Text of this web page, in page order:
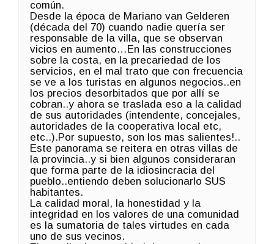
común.
Desde la época de Mariano van Gelderen
(década del 70) cuando nadie quería ser
responsable de la villa, que se observan
vicios en aumento…En las construcciones
sobre la costa, en la precariedad de los
servicios, en el mal trato que con frecuencia
se ve a los turistas en algunos negocios..en
los precios desorbitados que por allí se
cobran..y ahora se traslada eso a la calidad
de sus autoridades (intendente, concejales,
autoridades de la cooperativa local etc,
etc..).Por supuesto, son los mas salientes!..
Este panorama se reitera en otras villas de
la provincia..y si bien algunos consideraran
que forma parte de la idiosincracia del
pueblo..entiendo deben solucionarlo SUS
habitantes.
La calidad moral, la honestidad y la
integridad en los valores de una comunidad
es la sumatoria de tales virtudes en cada
uno de sus vecinos.